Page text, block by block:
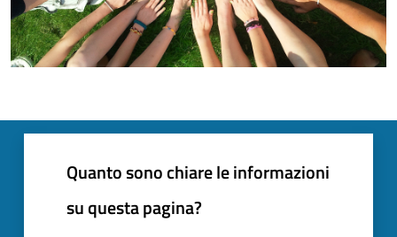
Quanto sono chiare le informazioni
su questa pagina?